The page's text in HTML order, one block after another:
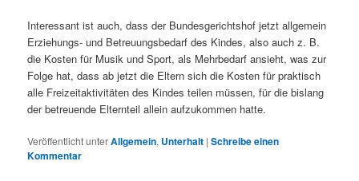
Interessant ist auch, dass der Bundesgerichtshof jetzt allgemein
Erziehungs- und Betreuungsbedarf des Kindes, also auch z. B.
die Kosten für Musik und Sport, als Mehrbedarf ansieht, was zur
Folge hat, dass ab jetzt die Eltern sich die Kosten für praktisch
alle Freizeitaktivitäten des Kindes teilen müssen, für die bislang
der betreuende Elternteil allein aufzukommen hatte.
Veröffentlicht unterAllgemein, Unterhalt |Schreibe einen
Kommentar